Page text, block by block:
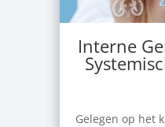
Interne
Gelegen op het